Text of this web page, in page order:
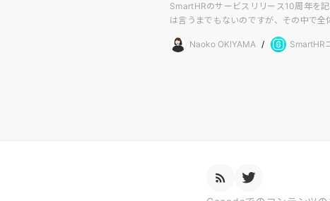
SmartHRのサービスリリース10周年を
は言うまでもないのですが、その中で
Naoko OKIYAMA / SmartHR